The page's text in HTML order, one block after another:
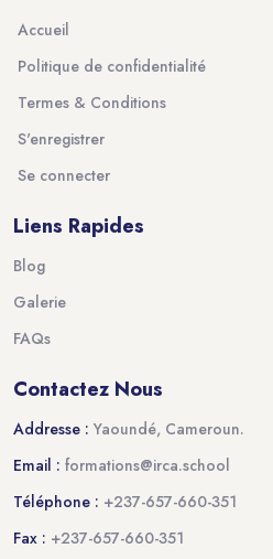
Accueil
Politique de confidentialité
Termes & Conditions
S'enregistrer
Se connecter
Liens Rapides
Blog
Galerie
FAQs
Contactez Nous
Addresse : Yaoundé, Cameroun.
Email : formations@irca.school
Téléphone : +237-657-660-351
Fax : +237-657-660-351